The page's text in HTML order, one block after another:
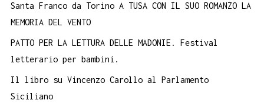
Santa Franco da Torino A TUSA CON IL SUO ROMANZO LA
MEMORIA DEL VENTO
PATTO PER LA LETTURA DELLE MADONIE. Festival
letterario per bambini.
Il libro su Vincenzo Carollo al Parlamento
Siciliano